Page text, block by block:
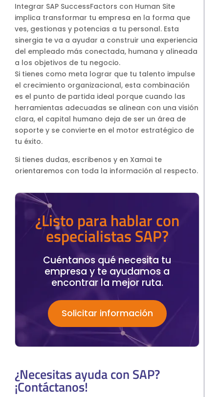
Integrar SAP SuccessFactors con Human Site
implica transformar tu empresa en la forma que
ves, gestionas y potencias a tu personal. Esta
sinergia te va a ayudar a construir una experiencia
del empleado más conectada, humana y alineada
a los objetivos de tu negocio.
Si tienes como meta lograr que tu talento impulse
el crecimiento organizacional, esta combinación
es el punto de partida ideal porque cuando las
herramientas adecuadas se alinean con una visión
clara, el capital humano deja de ser un área de
soporte y se convierte en el motor estratégico de
tu éxito.
Si tienes dudas, escribenos y en Xamai te
orientaremos con toda la información al respecto.
¿Listo para hablar con
especialistas SAP?
Cuéntanos qué necesita tu
empresa y te ayudamos a
encontrar la mejor ruta.
Solicitar información
¿Necesitas ayuda con SAP?
¡Contáctanos!